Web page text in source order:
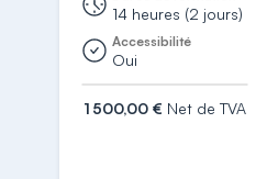
14 heures (2 jours)
Accessibilité
Oui
1 500,00 € Net de TVA